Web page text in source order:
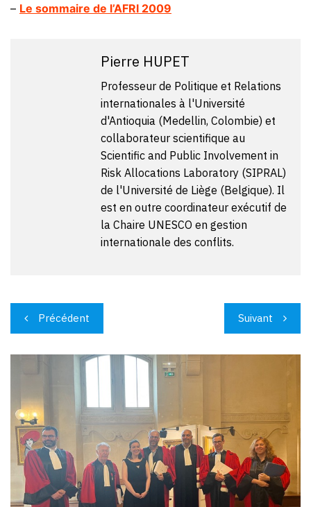
– Le sommaire de l’AFRI 2009
Pierre HUPET
Professeur de Politique et Relations
internationales à l'Université
d'Antioquia (Medellin, Colombie) et
collaborateur scientifique au
Scientific and Public Involvement in
Risk Allocations Laboratory (SIPRAL)
de l'Université de Liège (Belgique). Il
est en outre coordinateur exécutif de
la Chaire UNESCO en gestion
internationale des conflits.
Navigation
de
l’article
Précédent Suivant